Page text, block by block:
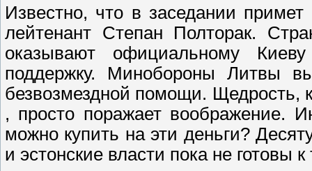
Известно, что в заседании
лейтенант Степан Полторак.
оказывают официальному
поддержку. Минобороны Литвы
безвозмездной помощи. Щедрость,
, просто поражает воображение.
можно купить на эти деньги?
и эстонские власти пока не готовы